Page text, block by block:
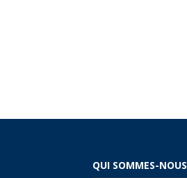
QUI SOMMES-NOUS